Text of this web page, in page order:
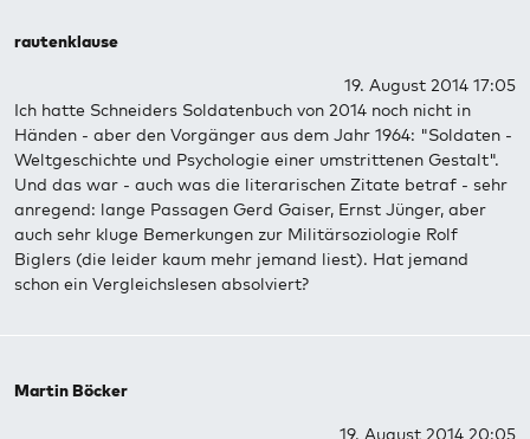
rautenklause
19. August 2014 17:05
Ich hatte Schneiders Soldatenbuch von 2014 noch nicht in
Händen - aber den Vorgänger aus dem Jahr 1964: "Soldaten -
Weltgeschichte und Psychologie einer umstrittenen Gestalt".
Und das war - auch was die literarischen Zitate betraf - sehr
anregend: lange Passagen Gerd Gaiser, Ernst Jünger, aber
auch sehr kluge Bemerkungen zur Militärsoziologie Rolf
Biglers (die leider kaum mehr jemand liest). Hat jemand
schon ein Vergleichslesen absolviert?
Martin Böcker
19. August 2014 20:05